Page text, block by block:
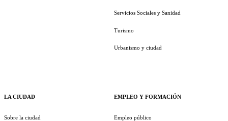
LA CIUDAD
Sobre la ciudad
Servicios Sociales y Sanidad
Turismo
Urbanismo y ciudad
EMPLEO Y FORMACIÓN
Empleo público